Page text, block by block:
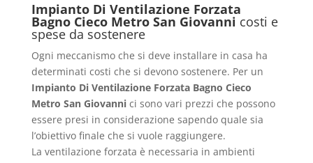
Impianto Di Ventilazione Forzata
Bagno Cieco Metro San Giovanni costi e
spese da sostenere
Ogni meccanismo che si deve installare in casa ha
determinati costi che si devono sostenere. Per un
Impianto Di Ventilazione Forzata Bagno Cieco
Metro San Giovannici sono vari prezzi che possono
essere presi in considerazione sapendo quale sia
l’obiettivo finale che si vuole raggiungere.
La ventilazione forzata è necessaria in ambienti